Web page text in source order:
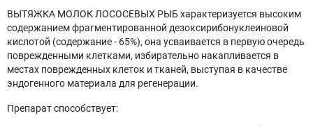
ВЫТЯЖКА МОЛОК ЛОСОСЕВЫХ РЫБ характеризуется высоким
содержанием фрагментированной дезоксирибонуклеиновой
кислотой (содержание - 65%), она усваивается в первую очередь
поврежденными клетками, избирательно накапливается в
местах поврежденных клеток и тканей, выступая в качестве
эндогенного материала для регенерации.
Препарат способствует: